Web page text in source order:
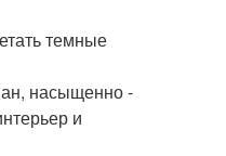
темные
насыщенно -
и